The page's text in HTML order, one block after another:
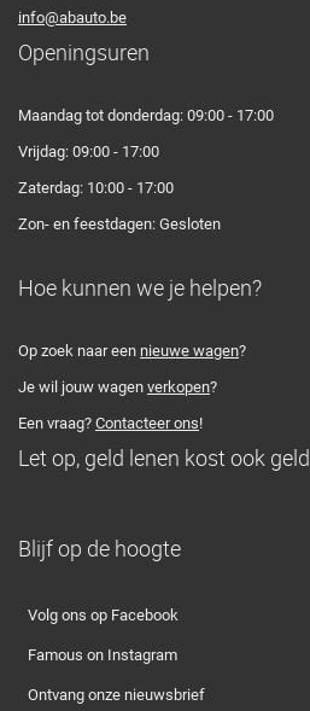
info@abauto.be
Openingsuren
Maandag tot donderdag: 09:00 - 17:00
Vrijdag: 09:00 - 17:00
Zaterdag: 10:00 - 17:00
Zon- en feestdagen: Gesloten
Hoe kunnen we je helpen?
Op zoek naar een nieuwe wagen?
Je wil jouw wagen verkopen?
Een vraag? Contacteer ons!
Let op, geld lenen kost ook geld.
Blijf op de hoogte
Volg ons op Facebook
Famous on Instagram
Ontvang onze nieuwsbrief